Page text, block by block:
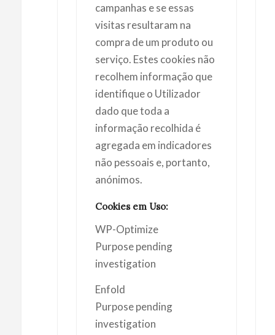
campanhas e se essas
visitas resultaram na
compra de um produto ou
serviço. Estes cookies não
recolhem informação que
identifique o Utilizador
dado que toda a
informação recolhida é
agregada em indicadores
não pessoais e, portanto,
anónimos.
Cookies em Uso:
WP-Optimize
Purpose pending
investigation
Enfold
Purpose pending
investigation